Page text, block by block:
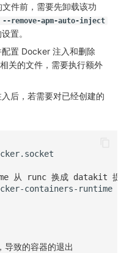
件前，需要先卸载该功
remove-apm-auto-inject
置。
置 Docker 注入和删除
关的文件，需要执行额外
后，若需要对已经创建的
从 runc 换成 datakit 提
containers-runtime
致的容器的退出